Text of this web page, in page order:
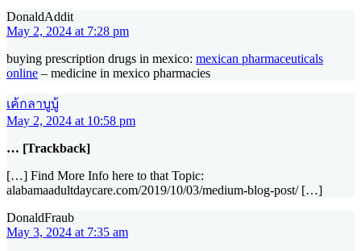
DonaldAddit
May 2, 2024 at 7:28 pm
buying prescription drugs in mexico: mexican pharmaceuticals
online – medicine in mexico pharmacies
เค้กลาบูบู้
May 2, 2024 at 10:58 pm
… [Trackback]
[…] Find More Info here to that Topic:
alabamaadultdaycare.com/2019/10/03/medium-blog-post/ […]
DonaldFraub
May 3, 2024 at 7:35 am